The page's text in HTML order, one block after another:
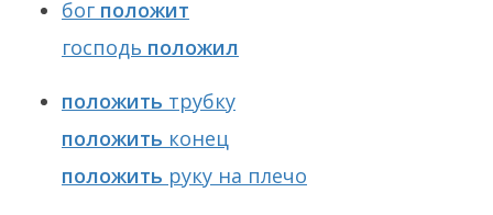
бог положит
господь положил
положить трубку
положить конец
положить руку на плечо